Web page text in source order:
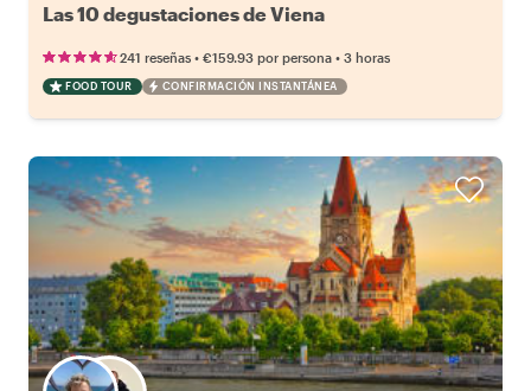
Las 10 degustaciones de Viena
241 reseñas • €159.93 por persona • 3 horas
FOOD TOUR CONFIRMACIÓN INSTANTÁNEA